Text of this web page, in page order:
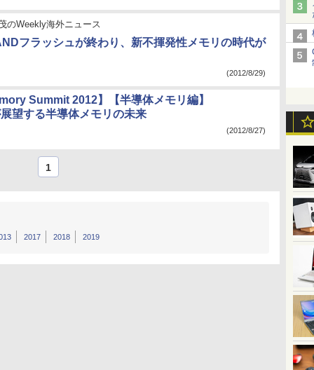
のWeekly海外ニュース
フラッシュが終わり、新不揮発性メモリの時代が
(2012/8/29)
Summit 2012】【半導体メモリ編】
望する半導体メモリの未来
(2012/8/27)
1
2017 2018 2019